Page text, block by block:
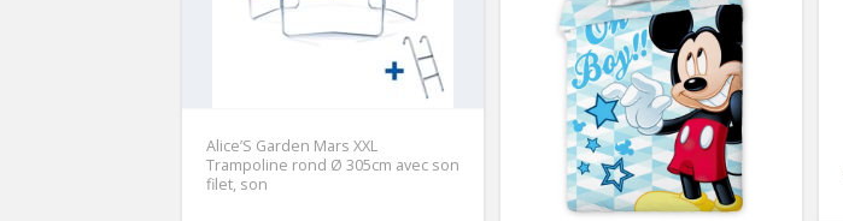
Alice’S Garden Mars XXL
Trampoline rond Ø 305cm avec son
filet, son